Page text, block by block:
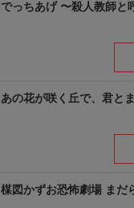
でっちあげ 〜殺人教師と
あの花が咲く丘で、君と
楳図かずお恐怖劇場 まだ